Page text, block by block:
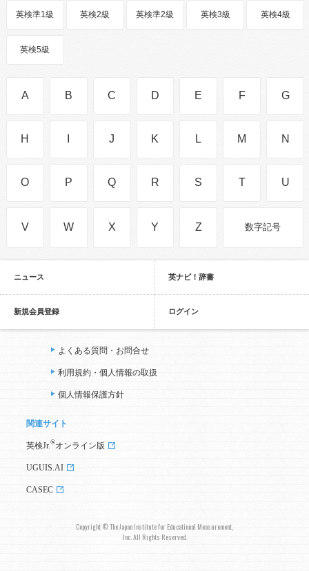
英検準1級 英検2級 英検準2級 英検3級 英検4級
英検5級
A B C D E F G
H J K L M N
O P Q R S T U
V W X Y Z 数字記号
ニュース 英ナビ！辞書
新規会員登録 ログイン
よくある質問・お問合せ
利用規約・個人情報の取扱
個人情報保護方針
関連サイト
英検Jr. ®オンライン版
UGUIS.AI
CASEC
Copyright © The Japan Institute for Educational Measurement,
Inc. All Rights Reserved.